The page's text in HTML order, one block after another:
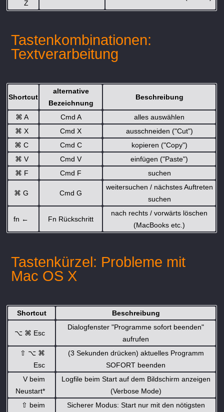
Z
Tastenkombinationen:
Textverarbeitung
Shortcut
alternative
Bezeichnung
Beschreibung
⌘ A Cmd A
alles auswählen
⌘ X Cmd X
ausschneiden ("Cut")
⌘ C Cmd C
kopieren ("Copy")
⌘ V Cmd V
einfügen ("Paste")
⌘ F Cmd F suchen
⌘ G Cmd G
weitersuchen / nächstes Auftreten
suchen
fn ← Fn Rückschritt
nach rechts / vorwärts löschen
(MacBooks etc.)
Tastenkürzel: Probleme mit
Mac OS X
Shortcut Beschreibung
⌥ ⌘ Esc
Dialogfenster "Programme sofort beenden"
aufrufen
⇧ ⌥ ⌘
Esc
(3 Sekunden drücken) aktuelles Programm
SOFORT beenden
V beim
Neustart*
Logfile beim Start auf dem Bildschirm anzeigen
(Verbose Mode)
⇧ beim
Sicherer Modus: Start nur mit den nötigsten